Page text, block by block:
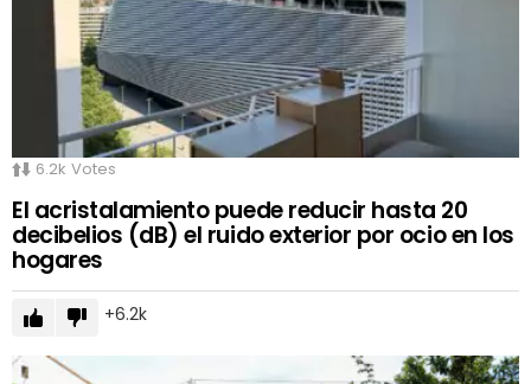
6.2k Votes
El acristalamiento puede reducir hasta 20
decibelios (dB) el ruido exterior por ocio en los
hogares
6.2k